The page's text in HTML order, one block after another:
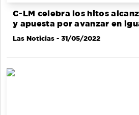
C-LM celebra los hitos
y apuesta por avanzar en
Las Noticias - 31/05/2022